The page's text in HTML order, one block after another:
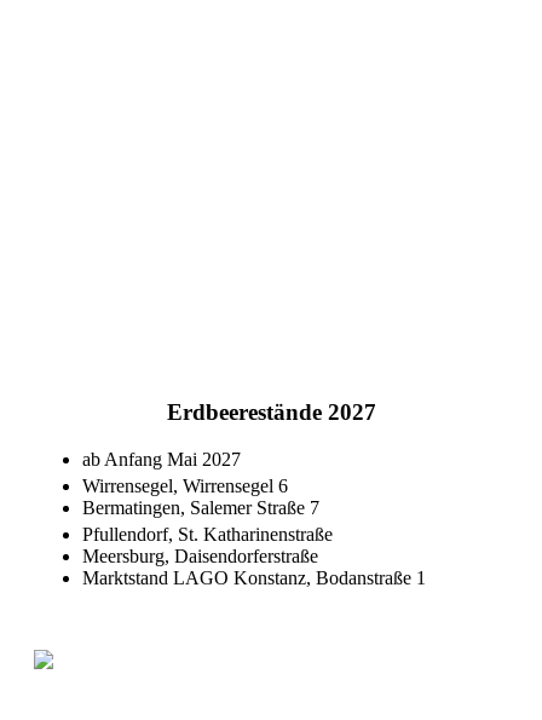
Erdbeerestände 2027
ab Anfang Mai 2027
Wirrensegel, Wirrensegel 6
Bermatingen, Salemer Straße 7
Pfullendorf, St. Katharinenstraße
Meersburg, Daisendorferstraße
Marktstand LAGO Konstanz, Bodanstraße 1